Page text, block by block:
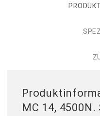
MC 14, 4500N.